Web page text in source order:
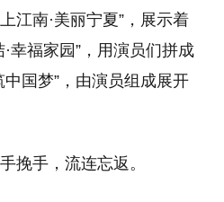
江南·美丽宁夏”，展示着
幸福家园”，用演员们拼成
国梦”，由演员组成展开
挽手，流连忘返。